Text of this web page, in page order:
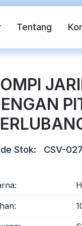
Tentang
Reflektif Pelangi
Stok: CSV-